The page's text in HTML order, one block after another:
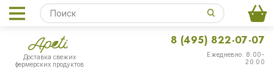
Доставка свежих
фермерских продуктов
Ежедневно: 8:00-
20:00
8 (495) 822-07-07